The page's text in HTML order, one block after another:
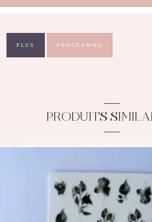
PLUS PROGRAMME
PRODUITS